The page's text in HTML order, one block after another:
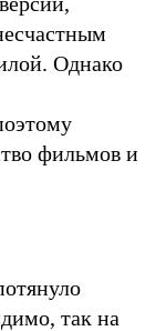
Однако
фильмов и
так на